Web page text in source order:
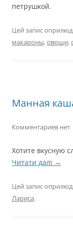
петрушкой.
Цей запис
макароны,овощи,
Манная
Комментариев нет
Хотите вкусную
Читати далі →
Цей запис
Лариса.